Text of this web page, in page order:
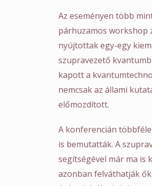
Az eseményen több
párhuzamos workshop
nyújtottak egy-egy
szupravezető
kapott a
nemcsak az állami
előmozdított.
A konferencián
is bemutatták. A
segítségével már ma is
azonban felváthatják